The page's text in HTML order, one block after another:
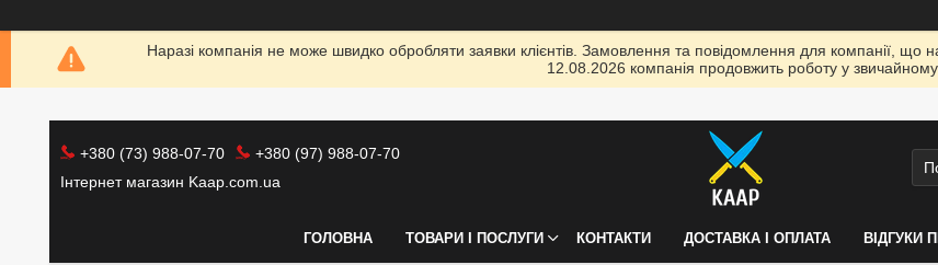
Наразі компанія не може швидко обробляти заявки клієнтів. Замовлення та повідомлення для компанії, що
12.08.2026 компанія продовжить роботу у
+380 (73) 988-07-70
+380 (97) 988-07-70
Інтернет магазин Kaap.com.ua
ГОЛОВНА ТОВАРИ І ПОСЛУГИ КОНТАКТИ ДОСТАВКА І ОПЛАТА ВІДГУКИ